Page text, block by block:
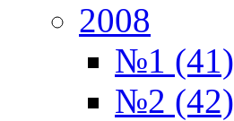
2008
№1 (41)
№2 (42)